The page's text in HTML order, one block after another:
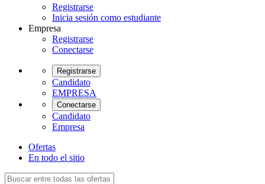
Registrarse
Inicia sesión como estudiante
Empresa
Registrarse
Conectarse
Registrarse
Candidato
EMPRESA
Conectarse
Candidato
Empresa
Ofertas
En todo el sitio